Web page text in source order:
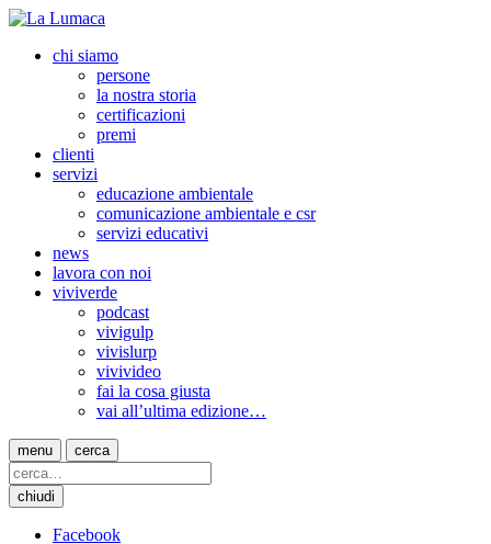
chi siamo
persone
la nostra storia
certificazioni
premi
clienti
servizi
educazione ambientale
comunicazione ambientale e csr
servizi educativi
news
lavora con noi
viviverde
podcast
vivigulp
vivislurp
vivivideo
fai la cosa giusta
vai all’ultima edizione…
menu cerca
chiudi
Facebook